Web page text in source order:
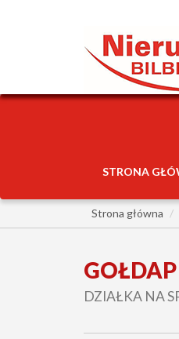
STRONA
Strona główna
DZIAŁKA NA